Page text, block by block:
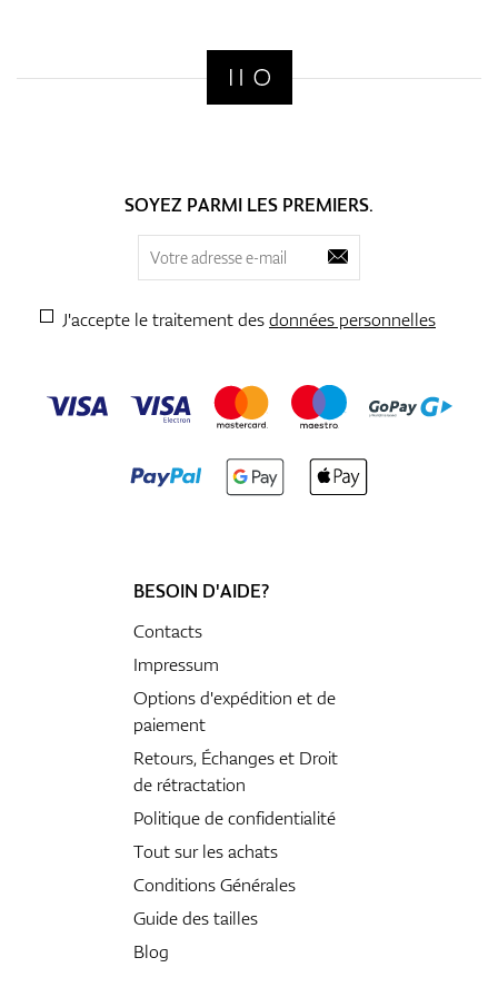
SOYEZ PARMI LES PREMIERS.
J'accepte le traitement desdonnées personnelles
BESOIN D'AIDE?
Contacts
Impressum
Options d'expédition et de
paiement
Retours, Échanges et Droit
de rétractation
Politique de confidentialité
Tout sur les achats
Conditions Générales
Guide des tailles
Blog